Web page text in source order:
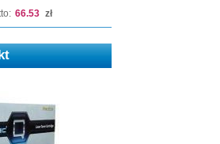
66.53 zł